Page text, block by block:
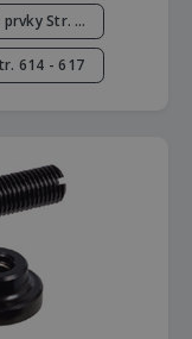
Presné nastavovacie a nivelizačné prvky Str. 605 - 613
614 - 617